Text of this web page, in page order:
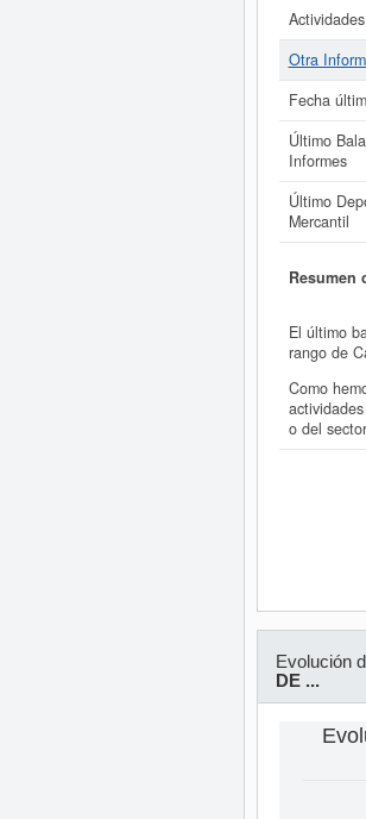
Otra
Fecha
Último
Informes
Último
Mercantil
Resumen
El último
rango de
Como
o del
Evolución
DE ...